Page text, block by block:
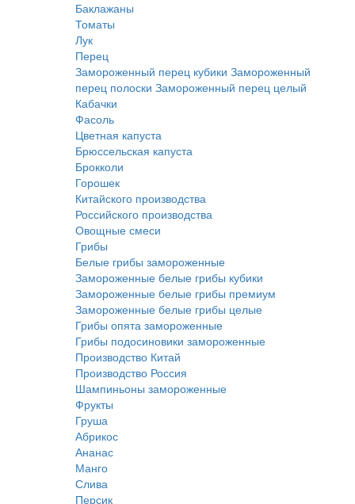
Баклажаны
Томаты
Лук
Перец
Замороженный перец кубики Замороженный
перец полоски Замороженный перец целый
Кабачки
Фасоль
Цветная капуста
Брюссельская капуста
Брокколи
Горошек
Китайского производства
Российского производства
Овощные смеси
Грибы
Белые грибы замороженные
Замороженные белые грибы кубики
Замороженные белые грибы премиум
Замороженные белые грибы целые
Грибы опята замороженные
Грибы подосиновики замороженные
Производство Китай
Производство Россия
Шампиньоны замороженные
Фрукты
Груша
Абрикос
Ананас
Манго
Слива
Персик